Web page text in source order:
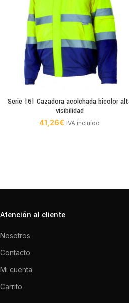
Serie 161 Cazadora acolchada bicolor
visibilidad
41,26€ IVA incluido
Atención al cliente
Nosotros
Contacto
Mi cuenta
Carrito